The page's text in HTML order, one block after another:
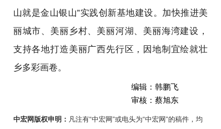
山就是金山银山”实践创新基地建设。加快推进美
丽城市、美丽乡村、美丽河湖、美丽海湾建设，
支持各地打造美丽广西先行区，因地制宜绘就壮
乡多彩画卷。
编辑：韩鹏飞
审核：蔡旭东
中宏网版权申明： 凡注有“中宏网”或电头为“中宏网”的稿件，均